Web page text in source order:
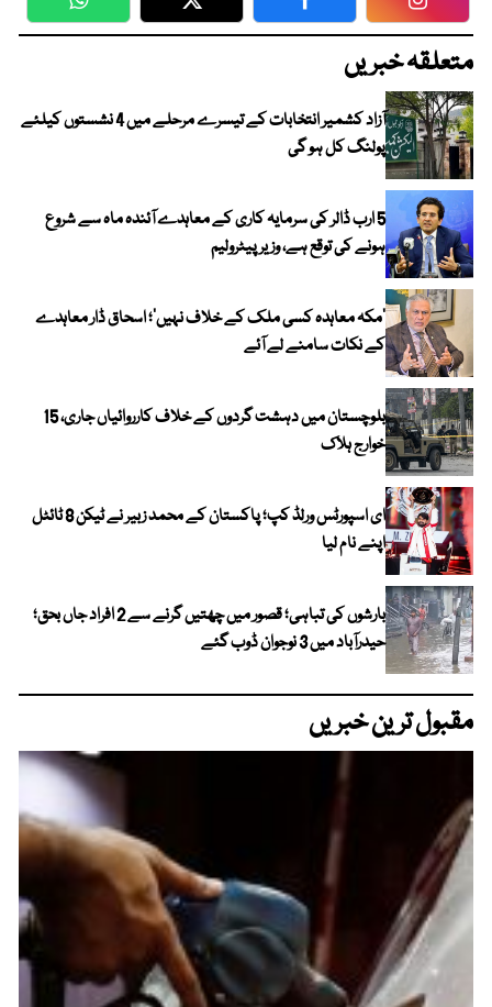
WhatsApp Twitter Facebook
متعلقہ خبریں
آزاد کشمیر انتخابات کے تیسرے مرحلے میں 4 نشستوں کیلئے
پولنگ کل ہو گی
5 ارب ڈالر کی سرمایہ کاری کے معاہدے آئندہ ماہ سے شروع
ہونے کی توقع ہے، وزیر پیٹرولیم
‘مکہ معاہدہ کسی ملک کے خلاف نہیں’؛ اسحاق ڈار معاہدے
کے نکات سامنے لے آئے
بلوچستان میں دہشت گردوں کے خلاف کارروائیاں جاری، 15
خوارج ہلاک
ای اسپورٹس ورلڈ کپ؛ پاکستان کے محمد زبیر نے ٹیکن 8 ٹائٹل
اپنے نام لیا
بارشوں کی تباہی؛ قصور میں چھتیں گرنے سے 2 افراد جاں بحق؛
حیدرآباد میں 3 نوجوان ڈوب گئے
مقبول ترین خبریں